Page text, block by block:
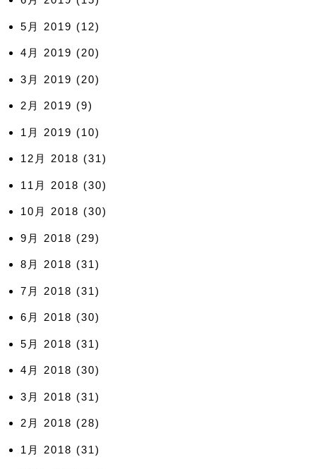
5月 2019 (12)
4月 2019 (20)
3月 2019 (20)
2月 2019 (9)
1月 2019 (10)
12月 2018 (31)
11月 2018 (30)
10月 2018 (30)
9月 2018 (29)
8月 2018 (31)
7月 2018 (31)
6月 2018 (30)
5月 2018 (31)
4月 2018 (30)
3月 2018 (31)
2月 2018 (28)
1月 2018 (31)